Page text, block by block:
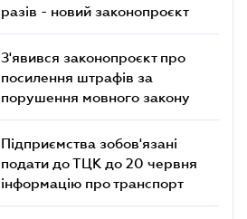
разів - новий законопроєкт
З'явився законопроєкт про
посилення штрафів за
порушення мовного закону
Підприємства зобов'язані
подати до ТЦК до 20 червня
інформацію про транспорт